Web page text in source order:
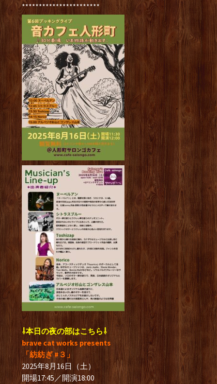
***********************
⇩本日の夜の部はこちら⇩
brave cat works presents
「紡紡ぎ #３」
2025年8月16日（土）
開場17:45／開演18:00